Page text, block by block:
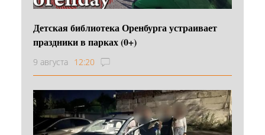
Детская библиотека Оренбурга устраивает
праздники в парках (0+)
9 августа 12:20